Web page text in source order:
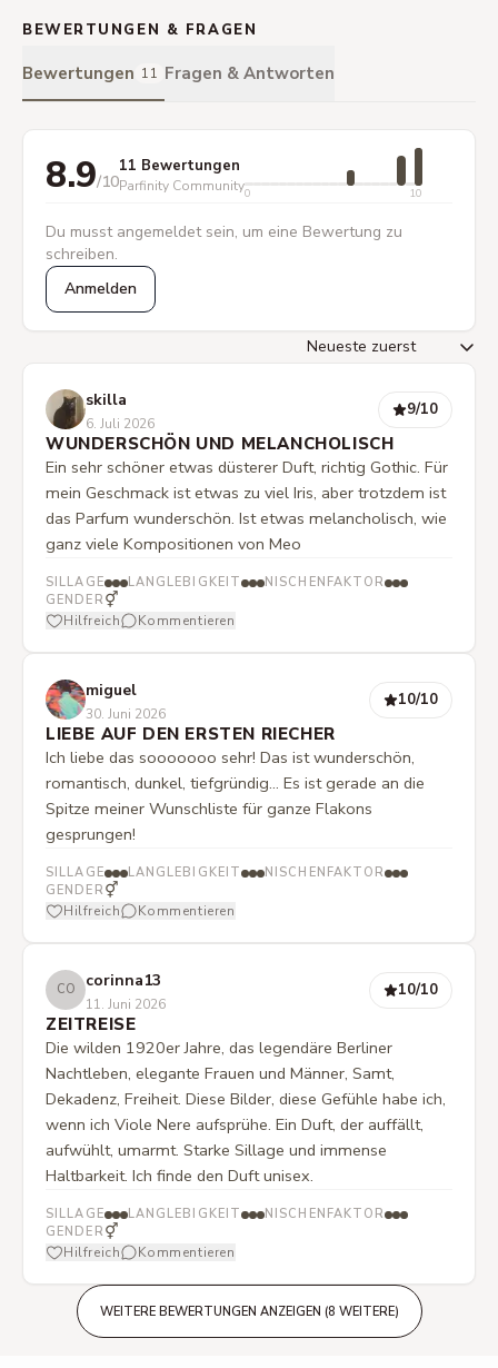
BEWERTUNGEN & FRAGEN
Bewertungen 11 Fragen & Antworten
8.9/10
11 Bewertungen
Parfinity Community0 10
Du musst angemeldet sein, um eine Bewertung zu
schreiben.
Anmelden
skilla
6. Juli 2026
9/10
WUNDERSCHÖN UND MELANCHOLISCH
Ein sehr schöner etwas düsterer Duft, richtig Gothic. Für
mein Geschmack ist etwas zu viel Iris, aber trotzdem ist
das Parfum wunderschön. Ist etwas melancholisch, wie
ganz viele Kompositionen von Meo
SILLAGE LANGLEBIGKEIT
NISCHENFAKTOR
GENDER ⚥
Hilfreich Kommentieren
miguel
30. Juni 2026
10/10
LIEBE AUF DEN ERSTEN RIECHER
Ich liebe das sooooooo sehr! Das ist wunderschön,
romantisch, dunkel, tiefgründig... Es ist gerade an die
Spitze meiner Wunschliste für ganze Flakons
gesprungen!
SILLAGE LANGLEBIGKEIT
NISCHENFAKTOR
GENDER ⚥
Hilfreich Kommentieren
CO corinna13
11. Juni 2026
10/10
ZEITREISE
Die wilden 1920er Jahre, das legendäre Berliner
Nachtleben, elegante Frauen und Männer, Samt,
Dekadenz, Freiheit. Diese Bilder, diese Gefühle habe ich,
wenn ich Viole Nere aufsprühe. Ein Duft, der auffällt,
aufwühlt, umarmt. Starke Sillage und immense
Haltbarkeit. Ich finde den Duft unisex.
SILLAGE LANGLEBIGKEIT
NISCHENFAKTOR
GENDER ⚥
Hilfreich Kommentieren
WEITERE BEWERTUNGEN ANZEIGEN (8 WEITERE)